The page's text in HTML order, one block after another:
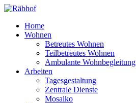
Home
Wohnen
Betreutes Wohnen
Teilbetreutes Wohnen
Ambulante Wohnbegleitung
Arbeiten
Tagesgestaltung
Zentrale Dienste
Mosaiko